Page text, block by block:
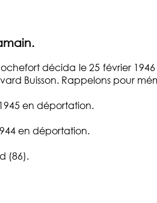
décida le 25 février
Buisson. Rappelons pour
en déportation.
en déportation.
(86).